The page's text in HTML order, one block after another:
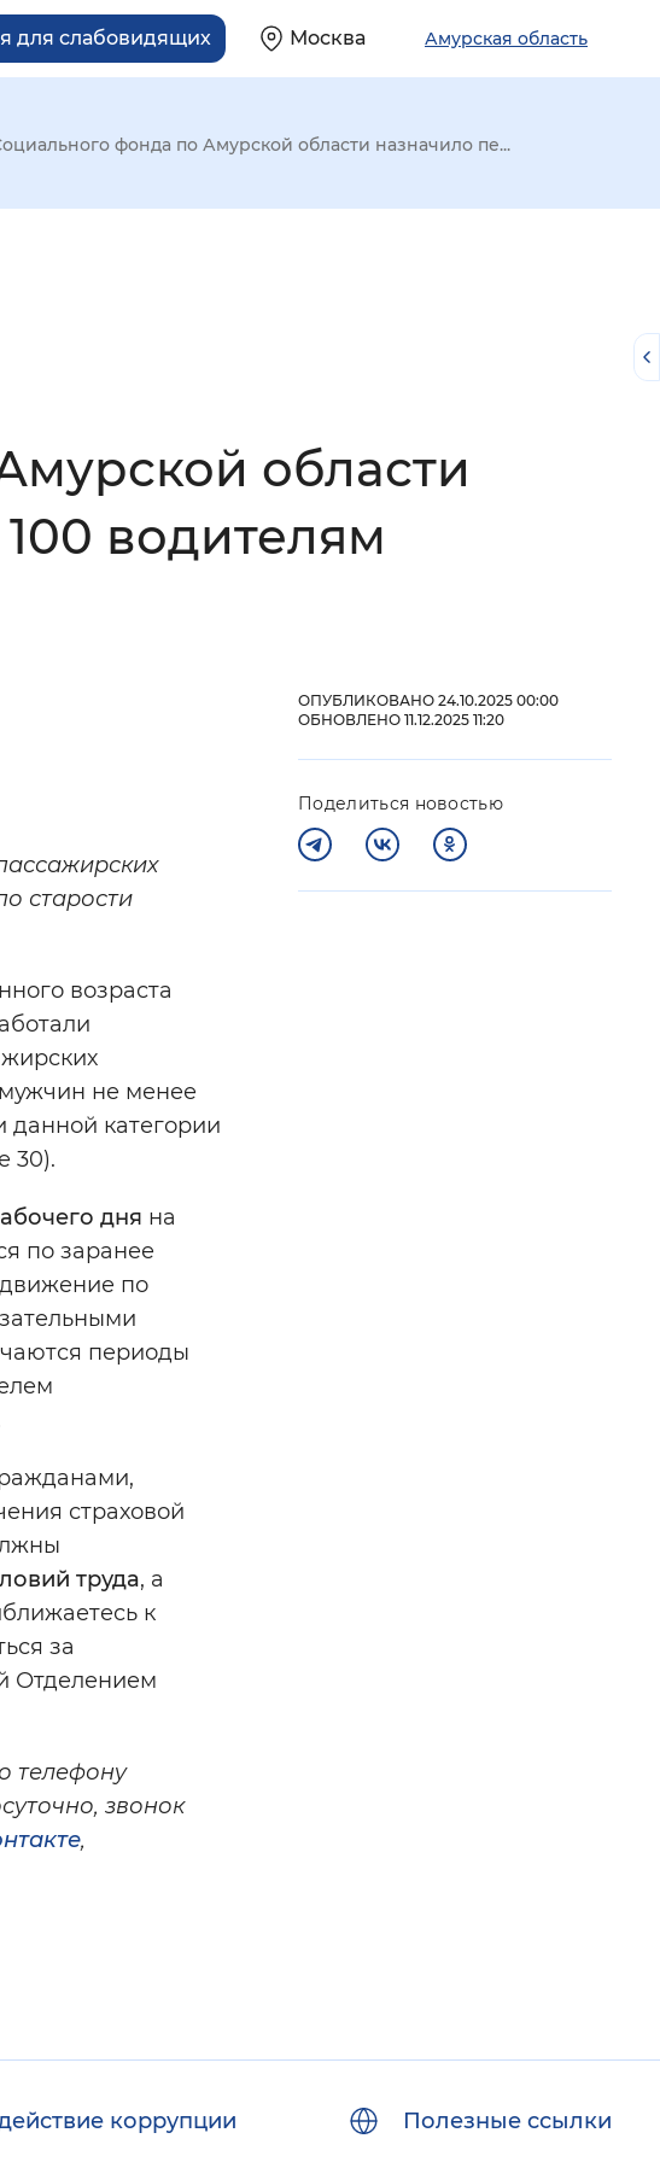
для слабовидящих Москва Амурская область
Большой
фонда по Амурской области назначило пе...
области
водителям
старости
возраста
не менее
категории
30).
дня на
по заранее
по
периоды
страховой
труда, а
к
за
Отделением
телефону
звонок
,
ОПУБЛИКОВАНО 24.10.2025 00:00
ОБНОВЛЕНО 11.12.2025 11:20
Поделиться новостью
коррупции Полезные ссылки